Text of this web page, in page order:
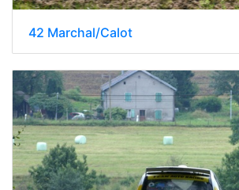
42 Marchal/Calot